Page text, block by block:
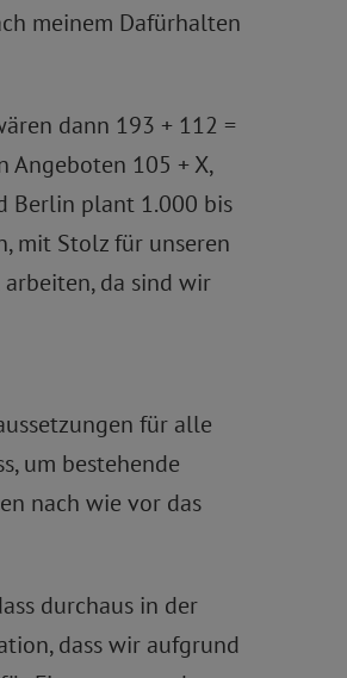
meinem Dafürhalten
dann 193 + 112 =
105 + X,
Berlin plant 1.000 bis
mit Stolz für unseren
da sind wir
für alle
um bestehende
nach wie vor das
durchaus in der
dass wir aufgrund